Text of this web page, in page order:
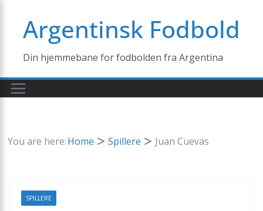
contentArgentinsk Fodbold
Din hjemmebane for fodbolden fra Argentina
You are here:Home Spillere Juan Cuevas
SPILLERE